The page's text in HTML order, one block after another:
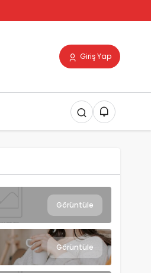
Giriş Yap
Görüntüle
Görüntüle